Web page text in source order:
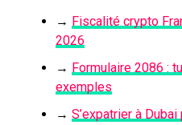
→ Fiscalité crypto
2026
→ Formulaire 2086 :
exemples
→ S’expatrier à